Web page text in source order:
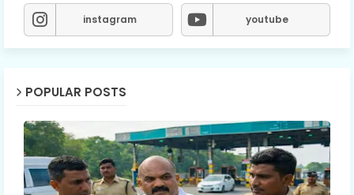
instagram youtube
POPULAR POSTS